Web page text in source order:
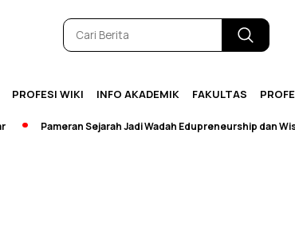
PROFESI WIKI INFO AKADEMIK FAKULTAS
Pameran Sejarah Jadi Wadah Edupreneurship dan Wisata